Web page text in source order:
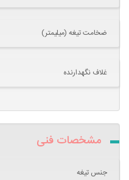
ضخامت تیغه (میلیمتر)
غلاف نگهدارنده
مشخصات فنی
جنس تیغه